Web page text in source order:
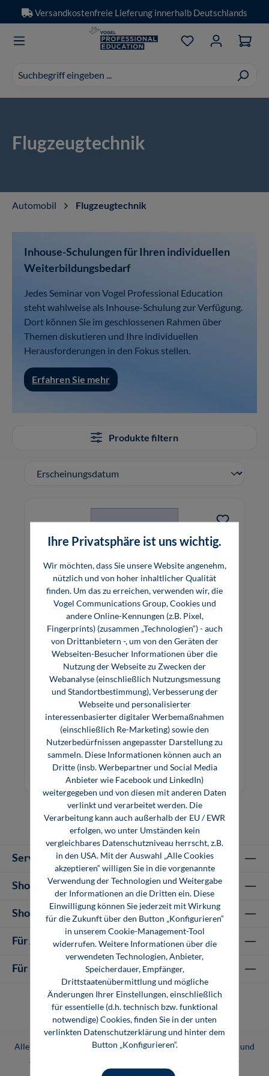
Zum Hauptinhalt springen
Versandkostenfreie Lieferung innerhalb Deutschlands
erscheinen
während
Du hast 0
Flugzeugtechnik
Automobil Flugzeugtechnik
Inhouse-Schulungen für Ihren individuellen
Weiterbildungsbedarf
Jedes Seminar von Vogel Professional Education
steht wahlweise als Inhouse-Schulung zur Verfügung.
Dort können Sie im geschlossenen Rahmen über
Themen diskutieren und Ihre individuellen
Herausforderungen in den Fokus stellen.
Erfahren Sie mehr
Produkte filtern
Technologie des Flugzeuges
Das Fachbuch für Flugzeugtechnik Technologie
des Flugzeugs bietet eine Ergänzung zur
Grundbildung im metallverarbeitenden
Gewerbe. Es werden vor allem die besonderen
Lernziele im Bereich der flugzeugtechnischen
Ausbildungsberufe Fluggerätmechaniker/in mit
69,80 €* 69,80 €*
Service-Hotline
Shop Informationen
Shop-Service
Für Autor-/innen
Für Unternehmen
Alle Preise inkl. gesetzl. Mehrwertsteuer zzgl.
und
Ihre Privatsphäre ist uns wichtig.
Wir möchten, dass Sie unsere Website angenehm,
nützlich und von hoher inhaltlicher Qualität
finden. Um das zu erreichen, verwenden wir, die
Vogel Communications Group, Cookies und
andere Online-Kennungen (z.B. Pixel,
Fingerprints) (zusammen „Technologien“) - auch
von Drittanbietern -, um von den Geräten der
Webseiten-Besucher Informationen über die
Nutzung der Webseite zu Zwecken der
Webanalyse (einschließlich Nutzungsmessung
und Standortbestimmung), Verbesserung der
Webseite und personalisierter
interessenbasierter digitaler Werbemaßnahmen
(einschließlich Re-Marketing) sowie den
Nutzerbedürfnissen angepasster Darstellung zu
sammeln. Diese Informationen können auch an
Dritte (insb. Werbepartner und Social Media
Anbieter wie Facebook und LinkedIn)
weitergegeben und von diesen mit anderen Daten
verlinkt und verarbeitet werden. Die
Verarbeitung kann auch außerhalb der EU / EWR
erfolgen, wo unter Umständen kein
vergleichbares Datenschutzniveau herrscht, z.B.
in den USA. Mit der Auswahl „Alle Cookies
akzeptieren“ willigen Sie in die vorgenannte
Verwendung der Technologien und Weitergabe
der Informationen an die Dritten ein. Diese
Einwilligung können Sie jederzeit mit Wirkung
für die Zukunft über den Button „Konfigurieren“
in unserem Cookie-Management-Tool
widerrufen. Weitere Informationen über die
verwendeten Technologien, Anbieter,
Speicherdauer, Empfänger,
Drittstaatenübermittlung und mögliche
Änderungen Ihrer Einstellungen, einschließlich
für essentielle (d.h. technisch bzw. funktional
notwendige) Cookies, finden Sie in der unten
verlinkten Datenschutzerklärung und hinter dem
Button „Konfigurieren“.